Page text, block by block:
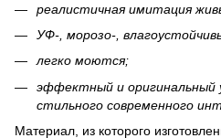
реалистичная имитация
УФ-, морозо-,
легко моются;
эффектный и оригинальный
стильного современного
Материал, из которого